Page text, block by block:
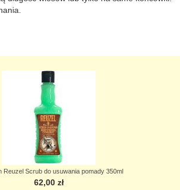
Reuzel Scrub do usuwania pomady 350ml
62,00 zł